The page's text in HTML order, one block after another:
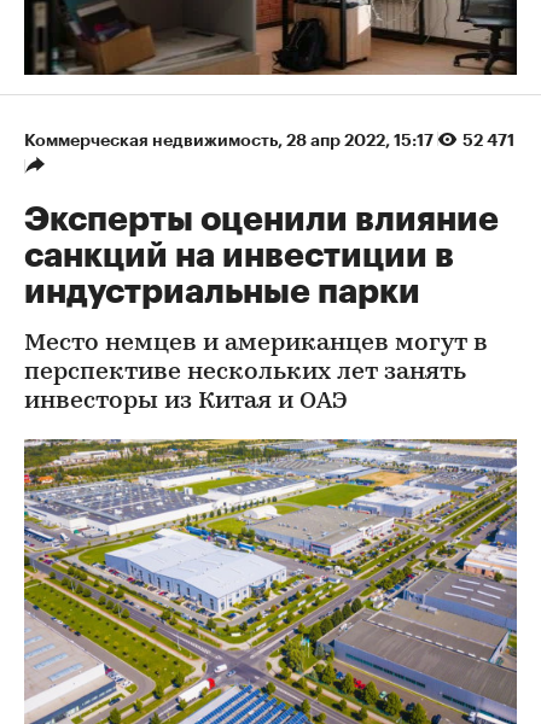
Коммерческая недвижимость 28 апр 2022, 15:17 52 471
Эксперты оценили влияние
санкций на инвестиции в
индустриальные парки
Место немцев и американцев могут в
перспективе нескольких лет занять
инвесторы из Китая и ОАЭ